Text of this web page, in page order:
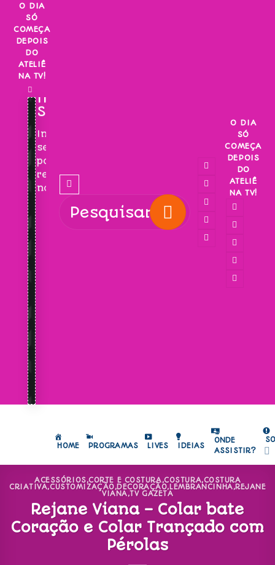
Skip
content
O DIA
SÓ
COMEÇA
DEPOIS
DO
ATELIÊ
NA TV!
INSCREVA-
SE!
Inscreva-
se
para
receber
novidades!
O DIA
SÓ
COMEÇA
DEPOIS
DO
ATELIÊ
NA TV!
HOME PROGRAMAS LIVES IDEIAS
ONDE
ASSISTIR?
ACESSÓRIOS,CORTE E COSTURA,COSTURA,COSTURA
CRIATIVA,CUSTOMIZAÇÃO,DECORAÇÃO, LEMBRANCINHA,REJANE
VIANA,TV GAZETA
Rejane Viana – Colar bate
Coração e Colar Trançado com
Pérolas